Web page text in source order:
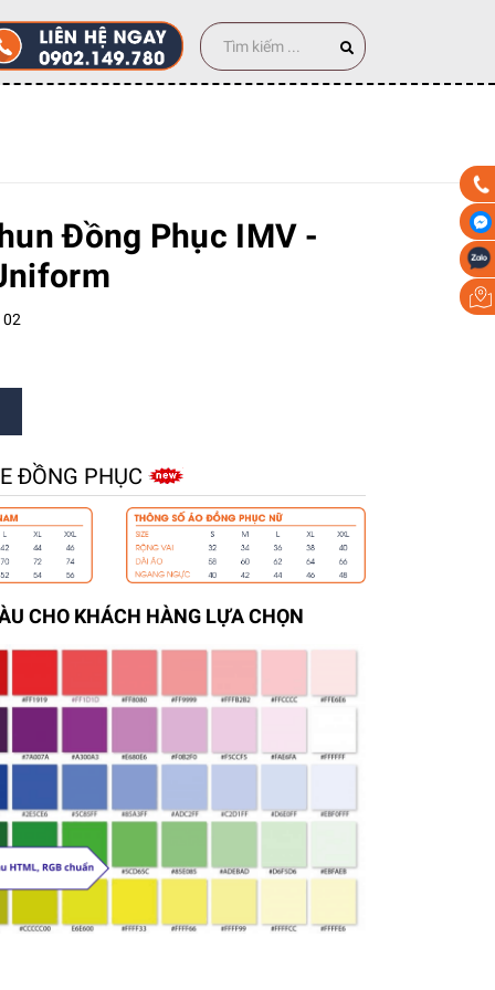
Đồng Phục IMV -
ĐỒNG PHỤC
CHO KHÁCH HÀNG LỰA CHỌN